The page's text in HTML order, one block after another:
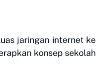
jaringan internet ke
konsep sekolah